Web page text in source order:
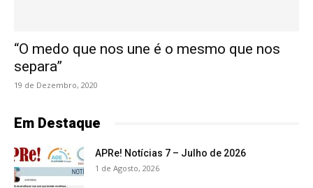
“O medo que nos une é o mesmo que nos
separa”
19 de Dezembro, 2020
Em Destaque
APRe! Notícias 7 – Julho de 2026
1 de Agosto, 2026